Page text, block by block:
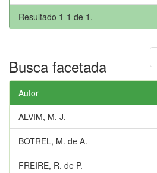
Resultado 1-1 de 1.
Busca facetada
Autor
ALVIM, M. J.
BOTREL, M. de A.
FREIRE, R. de P.